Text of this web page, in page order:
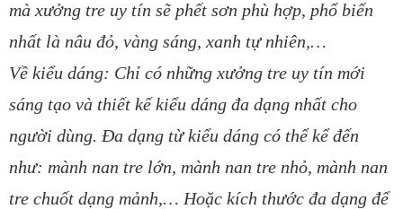
mà xưởng tre uy tín sẽ phết sơn phù hợp, phổ biến
nhất là nâu đỏ, vàng sáng, xanh tự nhiên,…
Về kiểu dáng: Chỉ có những xưởng tre uy tín mới
sáng tạo và thiết kế kiểu dáng đa dạng nhất cho
người dùng. Đa dạng từ kiểu dáng có thể kể đến
như: mành nan tre lớn, mành nan tre nhỏ, mành nan
tre chuốt dạng mảnh,… Hoặc kích thước đa dạng để